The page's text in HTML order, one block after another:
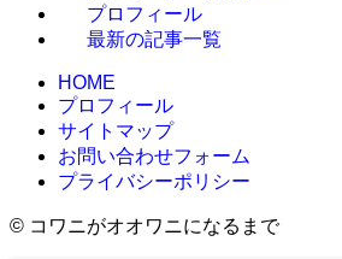
プロフィール
最新の記事一覧
HOME
プロフィール
サイトマップ
お問い合わせフォーム
プライバシーポリシー
© コワニがオオワニになるまで